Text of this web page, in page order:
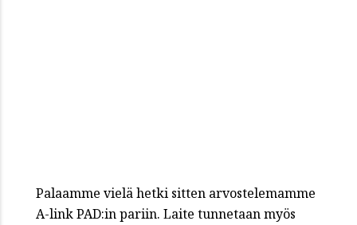
Palaamme vielä hetki sitten arvostelemamme
A-link PAD:in pariin. Laite tunnetaan myös